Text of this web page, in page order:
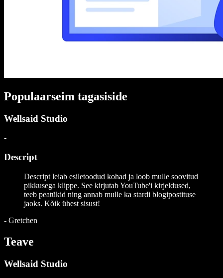
Populaarseim tagasiside
Wellsaid Studio
-
Descript
Descript leiab esiletoodud kohad ja loob mulle soovitud
pikkusega klippe. See kirjutab YouTube'i kirjeldused,
teeb peatükid ning annab mulle ka stardi blogipostituse
jaoks. Kõik ühest sisust!
- Gretchen
Teave
Wellsaid Studio